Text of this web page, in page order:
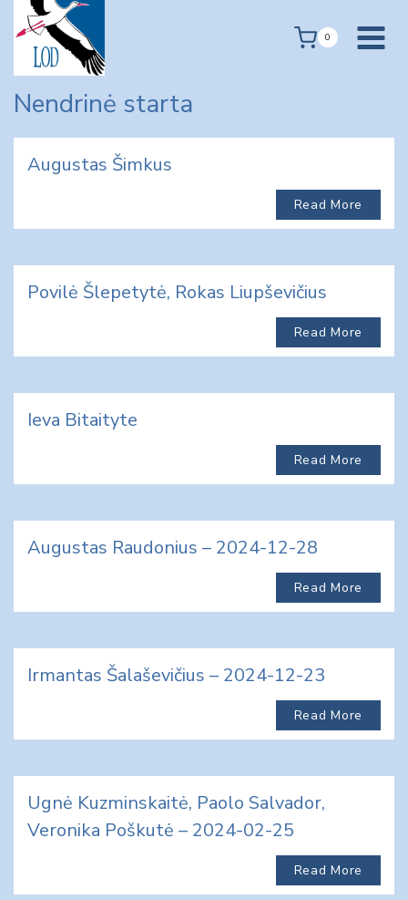
content
0
Nendrinė starta
Augustas Šimkus
Read More
Povilė Šlepetytė, Rokas Liupševičius
Read More
Ieva Bitaityte
Read More
Augustas Raudonius – 2024-12-28
Read More
Irmantas Šalaševičius – 2024-12-23
Read More
Ugnė Kuzminskaitė, Paolo Salvador,
Veronika Poškutė – 2024-02-25
Read More